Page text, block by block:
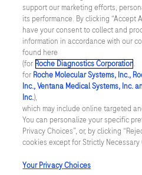
NETHERLANDS /English
© 2026 Roche Diagnostics Nederland
Last updated: 09.08.2026
Deze website bevat informatie
voor een breed publiek en kan
informatie bevatten die niet van
land. Wij wijzen u erop dat wij
nemen voor het benaderen van
in overeenstemming is met enige
wet- en regelgeving, registraties of
support our marketing efforts,
its performance. By clicking “Accept
have your consent to collect and
information in accordance with our
found here
(for Roche Diagnostics Corporation.
for Roche Molecular Systems, Inc.,
Inc., Ventana Medical Systems, Inc.
Inc.),
which may include online targeted
You can personalize your specific
Privacy Choices”, or, by clicking
cookies except for Strictly Necessary
Your Privacy Choices